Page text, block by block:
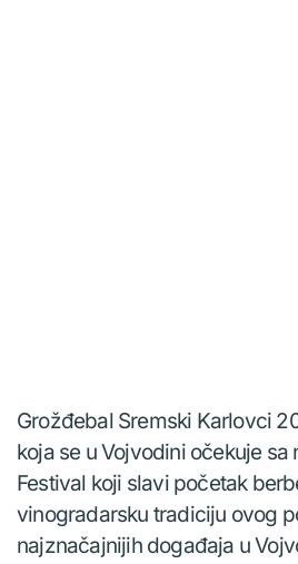
Grožđebal Sremski Karlovci
koja se u Vojvodini očekuje sa
Festival koji slavi početak
vinogradarsku tradiciju ovog
najznačajnijih događaja u